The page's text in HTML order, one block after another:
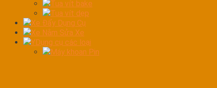
Tua vít bake
Tua vít dẹp
Xe Đẩy Dụng Cụ
Xe Nằm Sửa Xe
YDụng cụ các loại
Máy khoan Pin